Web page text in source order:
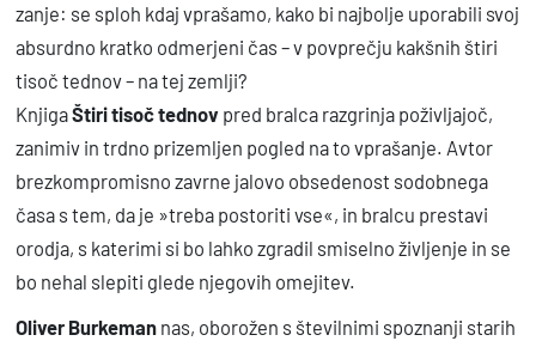
č
n
a
zanje: se sploh kdaj vprašamo, kako bi najbolje uporabili svoj
absurdno kratko odmerjeni čas – v povprečju kakšnih štiri
tisoč tednov – na tej zemlji?
KnjigaŠtiri tisoč tednovpred bralca razgrinja poživljajoč,
zanimiv in trdno prizemljen pogled na to vprašanje. Avtor
brezkompromisno zavrne jalovo obsedenost sodobnega
časa s tem, da je »treba postoriti vse«, in bralcu prestavi
orodja, s katerimi si bo lahko zgradil smiselno življenje in se
bo nehal slepiti glede njegovih omejitev.
Oliver Burkemannas, oborožen s številnimi spoznanji starih